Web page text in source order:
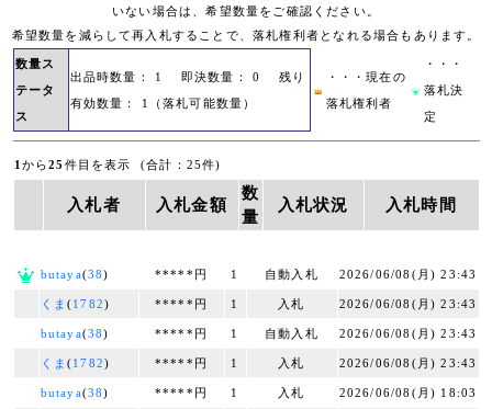
いない場合は、希望数量をご確認ください。
希望数量を減らして再入札することで、落札権利者となれる場合もあります。
数量ス
テータ
ス
出品時数量： 1 即決数量： 0 残り
有効数量： 1（落札可能数量）
・・・現在の
落札権利者
・・・
落札決
定
1 から25 件目を表示 (合計：25件)
入札者 入札金額
数
量
入札状況 入札時間
butaya(38) *****円 1 自動入札 2026/06/08(月) 23:43
くま (1782) *****円 1 入札 2026/06/08(月) 23:43
butaya(38) *****円 1 自動入札 2026/06/08(月) 23:43
くま (1782) *****円 1 入札 2026/06/08(月) 23:43
butaya(38) *****円 1 入札 2026/06/08(月) 18:03